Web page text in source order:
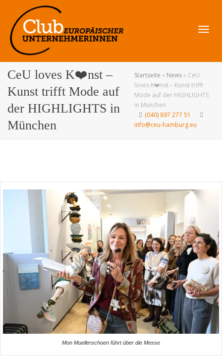
CeU loves K❤️nst –
Kunst trifft Mode auf
der HIGHLIGHTS in
München
Startseite » News» CeU
loves K❤️nst – Kunst trifft
Mode auf der HIGHLIGHTS
in München
(040) 897 277 51
info@ceu-hamburg.eu
Mon Muellerschoen führt über die Messe